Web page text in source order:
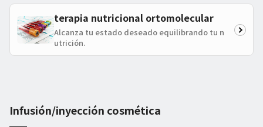
terapia nutricional ortomolecular
Alcanza tu estado deseado equilibrando tu n
utrición.
Infusión/inyección cosmética